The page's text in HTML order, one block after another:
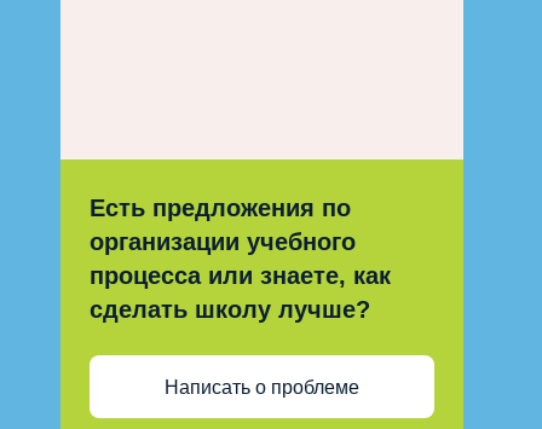
Есть предложения по
организации учебного
процесса или знаете, как
сделать школу лучше?
Написать о проблеме